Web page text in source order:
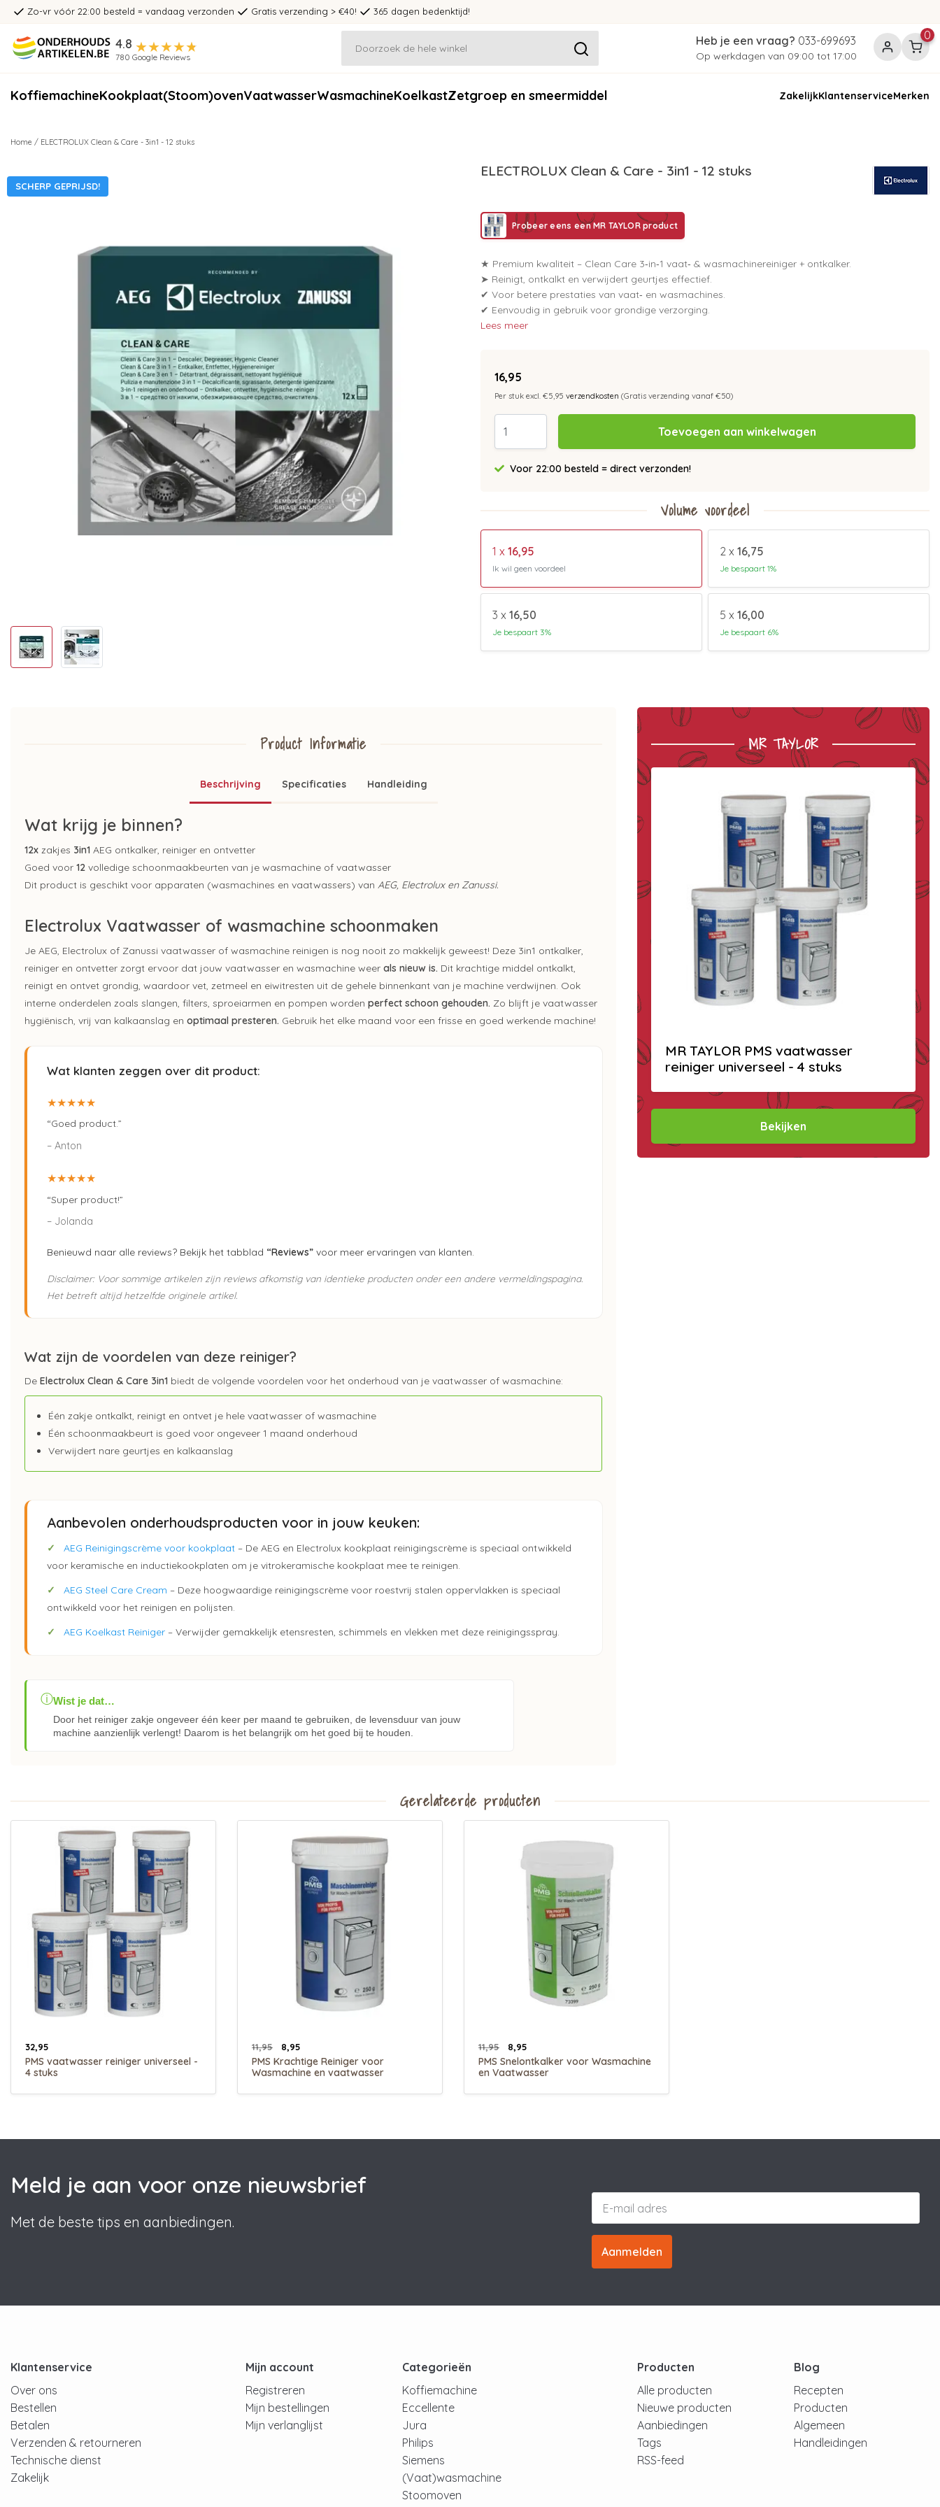
Zo-vr vóór 22:00 besteld = vandaag verzonden Gratis verzending > €40! 365 dagen bedenktijd!
4.8
780 Google Reviews
Heb je een vraag? 033-699693
Op werkdagen van 09:00 tot 17:00
0
KoffiemachineKookplaat(Stoom)ovenVaatwasserWasmachineKoelkastZetgroep en smeermiddel ZakelijkKlantenserviceMerken
Home / ELECTROLUX Clean & Care - 3in1 - 12 stuks
SCHERP GEPRIJSD!
ELECTROLUX Clean & Care - 3in1 - 12 stuks
Probeer eens een MR TAYLOR product
★ Premium kwaliteit – Clean Care 3‑in‑1 vaat‑ & wasmachinereiniger + ontkalker.
➤ Reinigt, ontkalkt en verwijdert geurtjes effectief.
✔ Voor betere prestaties van vaat‑ en wasmachines.
✔ Eenvoudig in gebruik voor grondige verzorging.
Lees meer
16,95
Per stuk excl. €5,95 verzendkosten (Gratis verzending vanaf €50)
Toevoegen aan winkelwagen
Voor 22:00 besteld = direct verzonden!
Volume voordeel
1 x 16,95
Ik wil geen voordeel
2 x 16,75
Je bespaart 1%
3 x 16,50
Je bespaart 3%
5 x 16,00
Je bespaart 6%
MR TAYLOR
MR TAYLOR PMS vaatwasser
reiniger universeel - 4 stuks
Bekijken
Product Informatie
Beschrijving Specificaties Handleiding
Wat krijg je binnen?
12x zakjes 3in1 AEG ontkalker, reiniger en ontvetter
Goed voor 12 volledige schoonmaakbeurten van je wasmachine of vaatwasser
Dit product is geschikt voor apparaten (wasmachines en vaatwassers) van AEG, Electrolux en Zanussi.
Electrolux Vaatwasser of wasmachine schoonmaken
Je AEG, Electrolux of Zanussi vaatwasser of wasmachine reinigen is nog nooit zo makkelijk geweest! Deze 3in1 ontkalker,
reiniger en ontvetter zorgt ervoor dat jouw vaatwasser en wasmachine weer als nieuw is. Dit krachtige middel ontkalkt,
reinigt en ontvet grondig, waardoor vet, zetmeel en eiwitresten uit de gehele binnenkant van je machine verdwijnen. Ook
interne onderdelen zoals slangen, filters, sproeiarmen en pompen worden perfect schoon gehouden. Zo blijft je vaatwasser
hygiënisch, vrij van kalkaanslag en optimaal presteren. Gebruik het elke maand voor een frisse en goed werkende machine!
Wat klanten zeggen over dit product:
★★★★★
“Goed product.”
– Anton
★★★★★
“Super product!”
– Jolanda
Benieuwd naar alle reviews? Bekijk het tabblad “Reviews” voor meer ervaringen van klanten.
Disclaimer: Voor sommige artikelen zijn reviews afkomstig van identieke producten onder een andere vermeldingspagina.
Het betreft altijd hetzelfde originele artikel.
Wat zijn de voordelen van deze reiniger?
De Electrolux Clean & Care 3in1 biedt de volgende voordelen voor het onderhoud van je vaatwasser of wasmachine:
Één zakje ontkalkt, reinigt en ontvet je hele vaatwasser of wasmachine
Één schoonmaakbeurt is goed voor ongeveer 1 maand onderhoud
Verwijdert nare geurtjes en kalkaanslag
Aanbevolen onderhoudsproducten voor in jouw keuken:
✓ AEG Reinigingscrème voor kookplaat – De AEG en Electrolux kookplaat reinigingscrème is speciaal ontwikkeld
voor keramische en inductiekookplaten om je vitrokeramische kookplaat mee te reinigen.
✓
AEG Steel Care Cream – Deze hoogwaardige reinigingscrème voor roestvrij stalen oppervlakken is speciaal
ontwikkeld voor het reinigen en polijsten.
✓
AEG Koelkast Reiniger – Verwijder gemakkelijk etensresten, schimmels en vlekken met deze reinigingsspray.
ⓘWist je dat…
Door het reiniger zakje ongeveer één keer per maand te gebruiken, de levensduur van jouw
machine aanzienlijk verlengt! Daarom is het belangrijk om het goed bij te houden.
Gerelateerde producten
32,95
PMS vaatwasser reiniger universeel -
4 stuks
11,95 8,95
PMS Krachtige Reiniger voor
Wasmachine en vaatwasser
11,95 8,95
PMS Snelontkalker voor Wasmachine
en Vaatwasser
Meld je aan voor onze nieuwsbrief
Met de beste tips en aanbiedingen.
Aanmelden
Klantenservice
Over ons
Bestellen
Betalen
Verzenden & retourneren
Technische dienst
Zakelijk
Mijn account
Registreren
Mijn bestellingen
Mijn verlanglijst
Categorieën
Koffiemachine
Eccellente
Jura
Philips
Siemens
(Vaat)wasmachine
Stoomoven
Producten
Alle producten
Nieuwe producten
Aanbiedingen
Tags
RSS-feed
Blog
Recepten
Producten
Algemeen
Handleidingen